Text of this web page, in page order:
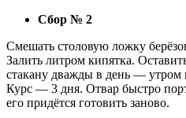
Сбор № 2
Смешать столовую ложку
Залить литром кипятка.
стакану дважды в день —
Курс — 3 дня. Отвар быстро
его придётся готовить заново.